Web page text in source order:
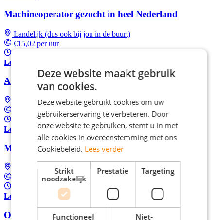
Machineoperator gezocht in heel Nederland
Landelijk (dus ook bij jou in de buurt)
€15,02 per uur
Lees meer
Automatenoperator in Nederland
Landelijk (dus ook bij jou in de buurt)
€15,02 per uur
37 uur per week
Lees meer
Machine Operator in Nederland
Landelijk (dus ook bij jou in de buurt)
€15,02 per uur
37 uur per week
Lees meer
Operator in Nederland
Deze website maakt gebruik
van cookies.
Deze website gebruikt cookies om uw
gebruikerservaring te verbeteren. Door
onze website te gebruiken, stemt u in met
alle cookies in overeenstemming met ons
Cookiebeleid. Lees verder
Strikt
noodzakelijk
Prestatie Targeting
Functioneel
Niet-